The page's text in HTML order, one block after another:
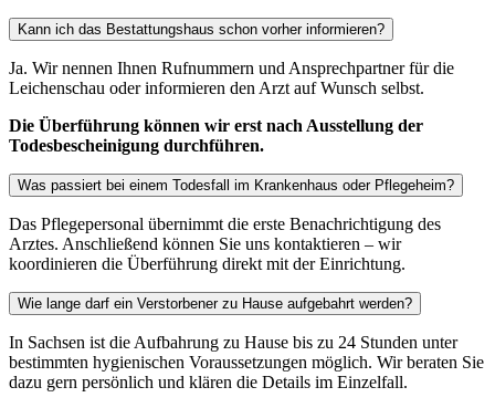
Kann ich das Bestattungshaus schon vorher informieren?
Ja. Wir nennen Ihnen Rufnummern und Ansprechpartner für die
Leichenschau oder informieren den Arzt auf Wunsch selbst.
Die Überführung können wir erst nach Ausstellung der
Todesbescheinigung durchführen.
Was passiert bei einem Todesfall im Krankenhaus oder Pflegeheim?
Das Pflegepersonal übernimmt die erste Benachrichtigung des
Arztes. Anschließend können Sie uns kontaktieren – wir
koordinieren die Überführung direkt mit der Einrichtung.
Wie lange darf ein Verstorbener zu Hause aufgebahrt werden?
In Sachsen ist die Aufbahrung zu Hause bis zu 24 Stunden unter
bestimmten hygienischen Voraussetzungen möglich. Wir beraten Sie
dazu gern persönlich und klären die Details im Einzelfall.